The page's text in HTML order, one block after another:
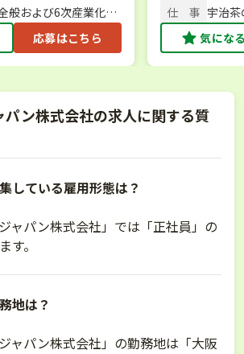
般および6次産業化・
の企画等
応募はこちら
仕 事 宇治
気にな
パン株式会社の求人に関する質
している雇用形態は？
ャパン株式会社」では「正社員」の
す。
地は？
ャパン株式会社」の勤務地は「大阪